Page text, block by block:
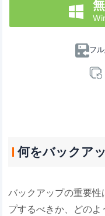

フ
何をバックア
バックアップの重要性
プするべきか、どの